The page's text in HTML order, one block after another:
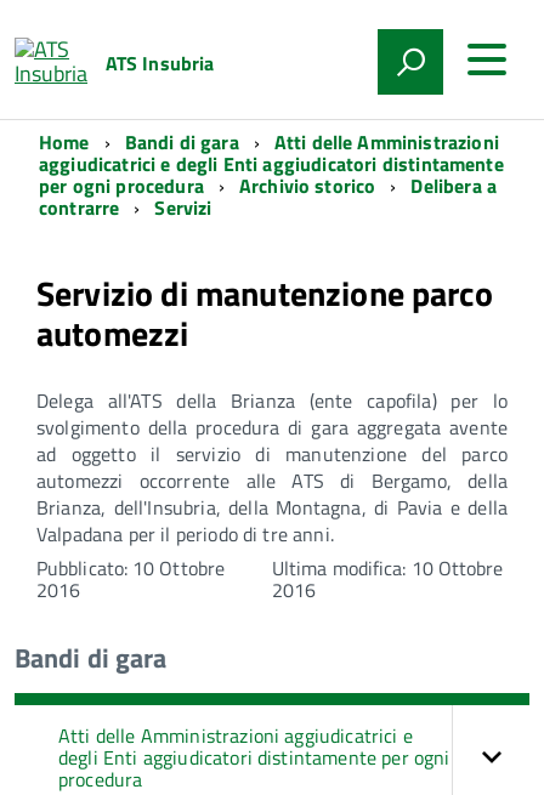
ATS Insubria
Home Bandi di gara Atti delle Amministrazioni
aggiudicatrici e degli Enti aggiudicatori distintamente
per ogni procedura Archivio storico Delibera a
contrarre Servizi
Servizio di manutenzione parco
automezzi
Delega all'ATS della Brianza (ente capofila) per lo
svolgimento della procedura di gara aggregata avente
ad oggetto il servizio di manutenzione del parco
automezzi occorrente alle ATS di Bergamo, della
Brianza, dell'Insubria, della Montagna, di Pavia e della
Valpadana per il periodo di tre anni.
Pubblicato: 10 Ottobre
2016
Ultima modifica: 10 Ottobre
2016
Bandi di gara
Atti delle Amministrazioni aggiudicatrici e
degli Enti aggiudicatori distintamente per ogni
procedura